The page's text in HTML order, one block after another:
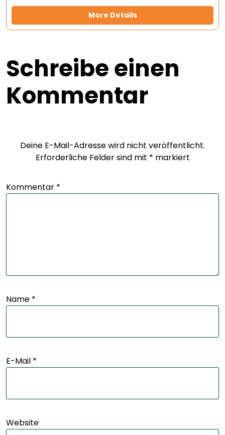
More Details
Schreibe einen
Kommentar
Deine E-Mail-Adresse wird nicht veröffentlicht.
Erforderliche Felder sind mit * markiert
Kommentar *
Name *
E-Mail *
Website